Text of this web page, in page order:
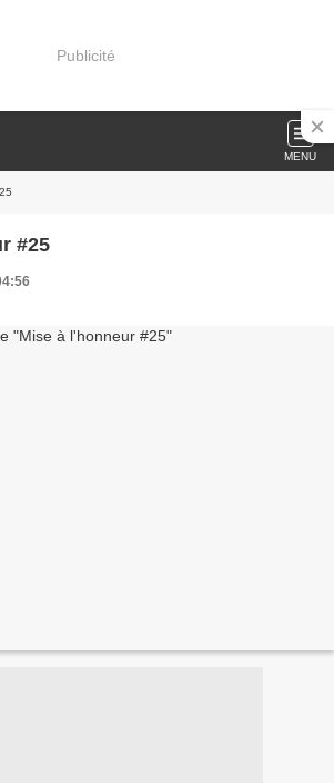
Publicité
MENU
#25